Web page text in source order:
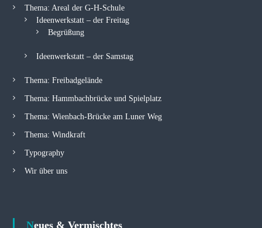
Thema: Areal der G-H-Schule
Ideenwerkstatt – der Freitag
Begrüßung
Ideenwerkstatt – der Samstag
Thema: Freibadgelände
Thema: Hammbachbrücke und Spielplatz
Thema: Wienbach-Brücke am Luner Weg
Thema: Windkraft
Typography
Wir über uns
Neues & Vermischtes